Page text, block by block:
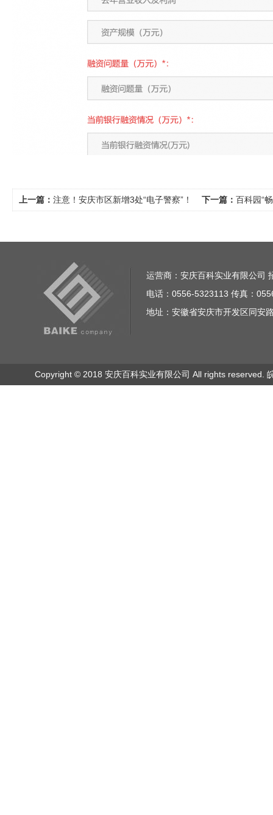
上一篇： 注意！安庆市区新增3处“电子警察”！ 下一篇： 百科园“
运营商：安庆百科实业有限公司
电话：0556-5323113 传真：
地址：安徽省安庆市开发区同安
Copyright © 2018 安庆百科实业有限公司 All rights reserved.